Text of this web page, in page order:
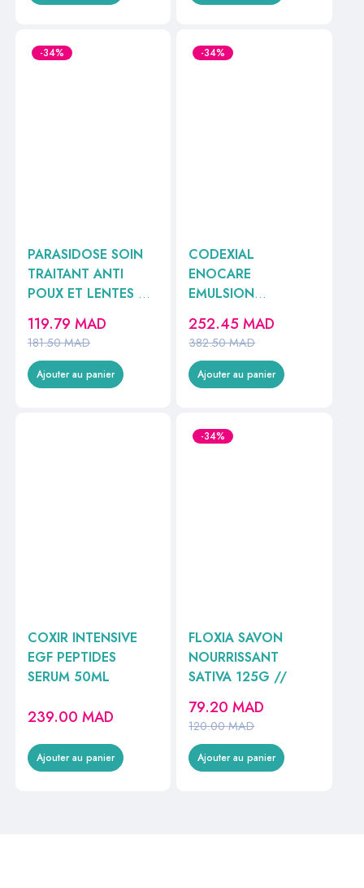
-34%
PARASIDOSE SOIN
TRAITANT ANTI
POUX ET LENTES +
PEIGNE OFFERT
200ML
181.50MAD
119.79 MAD
Ajouter au panier
-34%
CODEXIAL
ENOCARE
EMULSION
RELIPIDANTE 400ML
382.50MAD
252.45MAD
Ajouter au panier
COXIR INTENSIVE
EGF PEPTIDES
SERUM 50ML
239.00 MAD
Ajouter au panier
-34%
FLOXIA SAVON
NOURRISSANT
SATIVA 125G //
120.00MAD
79.20MAD
Ajouter au panier